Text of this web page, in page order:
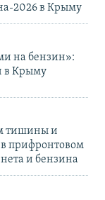
2026 в Крыму
на бензин»:
в Крыму
тишины и
прифронтовом
и бензина